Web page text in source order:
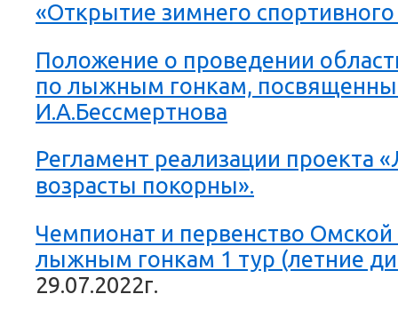
«Открытие зимнего спортивного
Положение о проведении
по лыжным гонкам,
И.А.Бессмертнова
Регламент реализации проекта
возрасты покорны».
Чемпионат и первенство Омской
лыжным гонкам 1 тур (летние
29.07.2022г.